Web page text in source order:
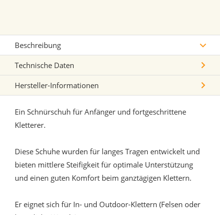
Beschreibung
Technische Daten
Hersteller-Informationen
Ein Schnürschuh für Anfänger und fortgeschrittene
Kletterer.
Diese Schuhe wurden für langes Tragen entwickelt und
bieten mittlere Steifigkeit für optimale Unterstützung
und einen guten Komfort beim ganztägigen Klettern.
Er eignet sich für In- und Outdoor-Klettern (Felsen oder